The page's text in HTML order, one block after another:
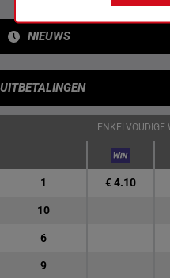
NIEUWS
UITBETALINGEN
1 € 4.10
10
6
9